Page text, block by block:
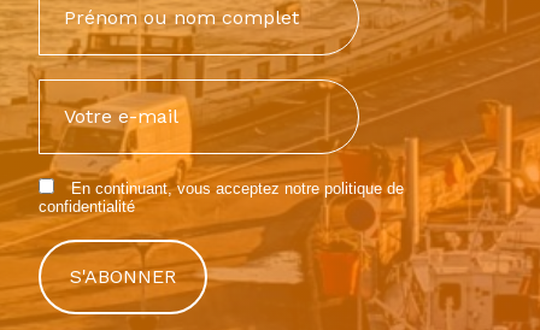
En continuant, vous acceptez notre politique de
confidentialité